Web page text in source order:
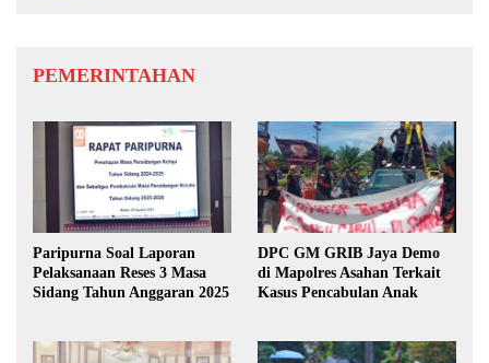
PEMERINTAHAN
Paripurna Soal Laporan
Pelaksanaan Reses 3 Masa
Sidang Tahun Anggaran 2025
DPC GM GRIB Jaya Demo
di Mapolres Asahan Terkait
Kasus Pencabulan Anak